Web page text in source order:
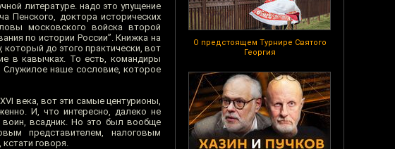
О предстоящем Турнире Святого
Георгия
литературе. надо это упущение
Пенского, доктора исторических
московского войска второй
по истории России”. Книжка на
до этого практически, вот
в кавычках. То есть, командиры
Служилое наше сословие, которое
века, вот эти самые центурионы,
И, что интересно, далеко не
всадник. Но это был вообще
представителем, налоговым
говоря.